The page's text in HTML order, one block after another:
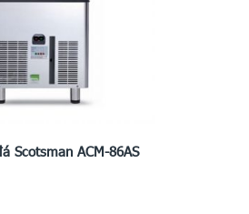
Scotsman ACM-86AS